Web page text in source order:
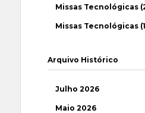
Missas Tecnológicas
Missas Tecnológicas
Arquivo Histórico
Julho 2026
Maio 2026